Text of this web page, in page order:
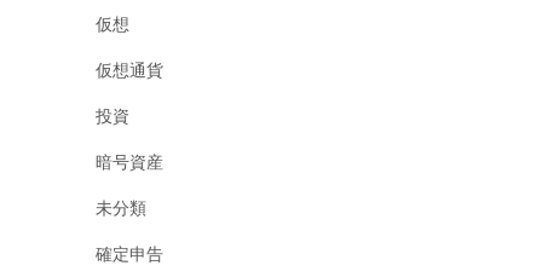
仮想
仮想通貨
投資
暗号資産
未分類
確定申告